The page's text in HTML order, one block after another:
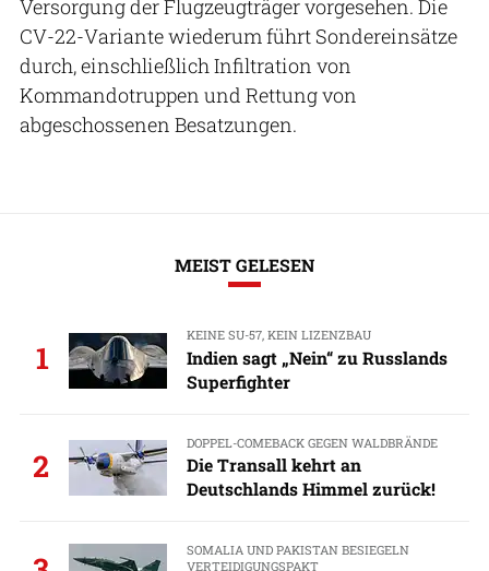
Versorgung der Flugzeugträger vorgesehen. Die
CV-22-Variante wiederum führt Sondereinsätze
durch, einschließlich Infiltration von
Kommandotruppen und Rettung von
abgeschossenen Besatzungen.
MEIST GELESEN
1
KEINE SU-57, KEIN LIZENZBAU
Indien sagt „Nein“ zu Russlands
Superfighter
2
DOPPEL-COMEBACK GEGEN WALDBRÄNDE
Die Transall kehrt an
Deutschlands Himmel zurück!
SOMALIA UND PAKISTAN BESIEGELN
VERTEIDIGUNGSPAKT